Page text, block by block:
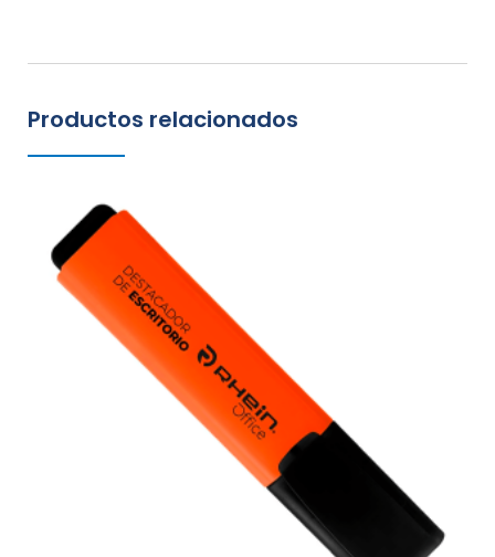
Productos relacionados